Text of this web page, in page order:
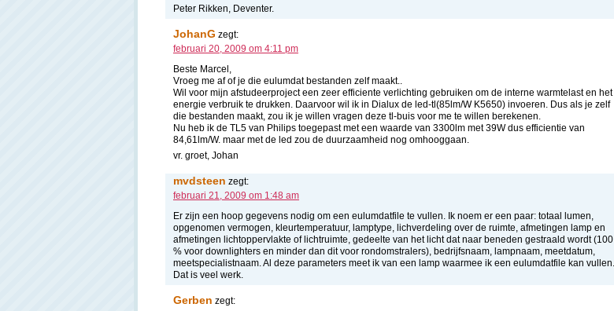
Peter Rikken, Deventer.
JohanG zegt:
februari 20, 2009 om 4:11 pm
Beste Marcel,
Vroeg me af of je die eulumdat bestanden zelf maakt..
Wil voor mijn afstudeerproject een zeer efficiente verlichting gebruiken om de interne warmtelast en het
energie verbruik te drukken. Daarvoor wil ik in Dialux de led-tl(85lm/W K5650) invoeren. Dus als je zelf
die bestanden maakt, zou ik je willen vragen deze tl-buis voor me te willen berekenen.
Nu heb ik de TL5 van Philips toegepast met een waarde van 3300lm met 39W dus efficientie van
84,61lm/W. maar met de led zou de duurzaamheid nog omhooggaan.
vr. groet, Johan
mvdsteen zegt:
februari 21, 2009 om 1:48 am
Er zijn een hoop gegevens nodig om een eulumdatfile te vullen. Ik noem er een paar: totaal lumen,
opgenomen vermogen, kleurtemperatuur, lamptype, lichverdeling over de ruimte, afmetingen lamp en
afmetingen lichtoppervlakte of lichtruimte, gedeelte van het licht dat naar beneden gestraald wordt (100
% voor downlighters en minder dan dit voor rondomstralers), bedrijfsnaam, lampnaam, meetdatum,
meetspecialistnaam. Al deze parameters meet ik van een lamp waarmee ik een eulumdatfile kan vullen.
Dat is veel werk.
Gerben zegt: